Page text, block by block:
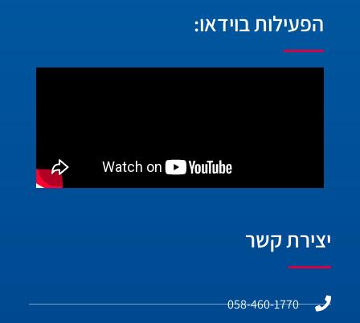
הפעילות בוידאו:
יצירת קשר
058-460-1770